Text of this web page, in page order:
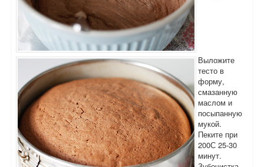
Выложите
тесто в
форму,
смазанную
маслом и
посыпанную
мукой.
Пеките при
200С 25-30
минут.